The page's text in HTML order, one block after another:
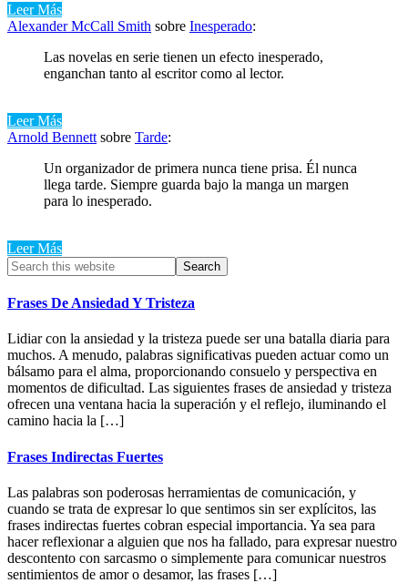
Leer Más
Alexander McCall Smith sobre Inesperado:
Las novelas en serie tienen un efecto inesperado,
enganchan tanto al escritor como al lector.
Leer Más
Arnold Bennett sobre Tarde:
Un organizador de primera nunca tiene prisa. Él nunca
llega tarde. Siempre guarda bajo la manga un margen
para lo inesperado.
Leer Más
Primary
Sidebar
Search
this
website
Frases De Ansiedad Y Tristeza
Lidiar con la ansiedad y la tristeza puede ser una batalla diaria para
muchos. A menudo, palabras significativas pueden actuar como un
bálsamo para el alma, proporcionando consuelo y perspectiva en
momentos de dificultad. Las siguientes frases de ansiedad y tristeza
ofrecen una ventana hacia la superación y el reflejo, iluminando el
camino hacia la […]
Frases Indirectas Fuertes
Las palabras son poderosas herramientas de comunicación, y
cuando se trata de expresar lo que sentimos sin ser explícitos, las
frases indirectas fuertes cobran especial importancia. Ya sea para
hacer reflexionar a alguien que nos ha fallado, para expresar nuestro
descontento con sarcasmo o simplemente para comunicar nuestros
sentimientos de amor o desamor, las frases […]